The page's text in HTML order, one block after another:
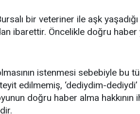
bir veteriner ile aşk yaşadığı
ibarettir. Öncelikle doğru haber
istenmesi sebebiyle bu
edilmemiş, ‘dediydim-dediydi’
doğru haber alma hakkının